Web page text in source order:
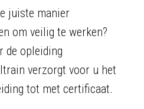
juiste manier
om veilig te werken?
de opleiding
verzorgt voor u het
tot met certificaat.